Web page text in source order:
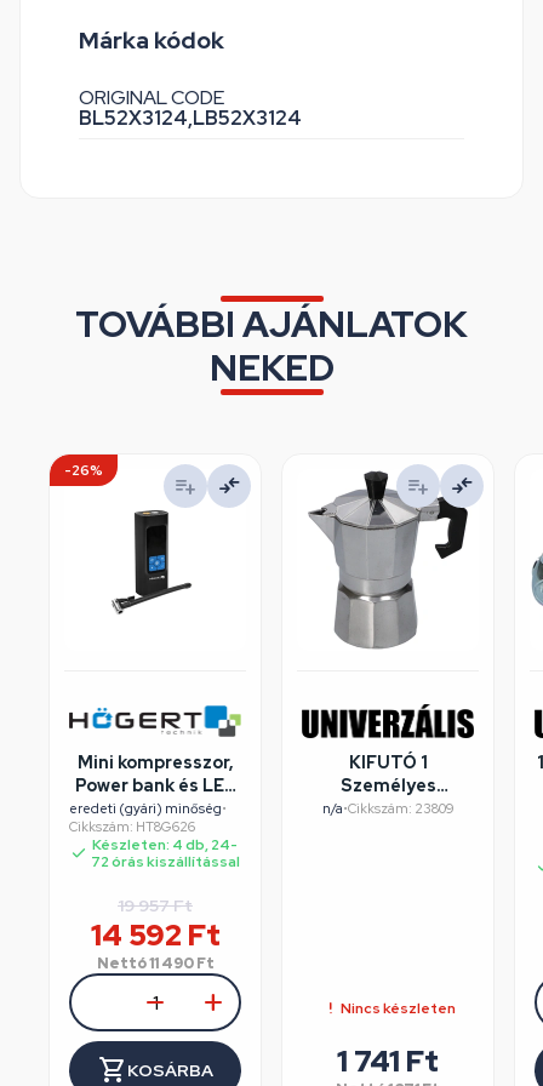
Márka kódok
ORIGINAL CODE
BL52X3124,LB52X3124
TOVÁBBI AJÁNLATOK
NEKED
-26%
Mini kompresszor,
Power bank és LED
fény funckióval. 10
bar, 80w, 6000mAh,
HT8G626
eredeti (gyári) minőség•
Cikkszám: HT8G626
Készleten: 4 db, 24-
72 órás kiszállítással
19 957Ft
14 592 Ft
Nettó11 490 Ft
KOSÁRBA
KIFUTÓ 1
Személyes
kávéfőző
n/a•Cikkszám: 23809
Nincs készleten
1 741 Ft